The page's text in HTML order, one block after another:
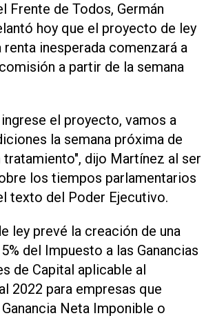
Frente de Todos, Germán
hoy que el proyecto de ley
renta inesperada comenzará a
a partir de la semana
el proyecto, vamos a
la semana próxima de
tratamiento", dijo Martínez al ser
los tiempos parlamentarios
texto del Poder Ejecutivo.
ley prevé la creación de una
del Impuesto a las Ganancias
de Capital aplicable al
2022 para empresas que
Neta Imponible o